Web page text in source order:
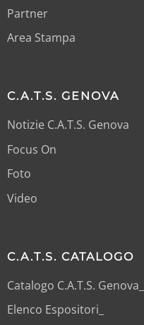
Partner
Area Stampa
C.A.T.S. GENOVA
Notizie C.A.T.S. Genova
Focus On
Foto
Video
C.A.T.S. CATALOGO
Catalogo C.A.T.S. Genova_
Elenco Espositori_